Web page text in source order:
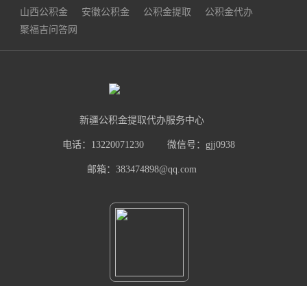
山西公积金
安徽公积金 公积金提取
公积金代办
聚福吉问答网
新疆公积金提取代办服务中心
电话：13220071230 微信号：gjj0938
邮箱：383474898@qq.com